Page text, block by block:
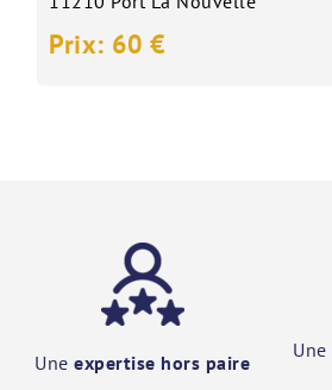
Prix: 60 €
Une expertise hors paire
Une